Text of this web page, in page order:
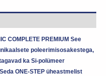
COMPLETE PREMIUM See
poleerimisosakestega,
ka Si-polümeer
ONE-STEP üheastmelist